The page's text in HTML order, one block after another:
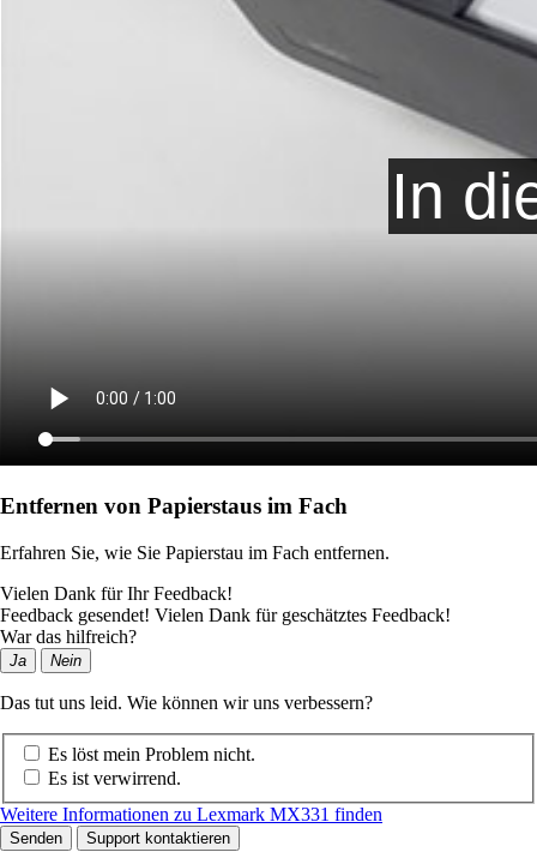
Entfernen von Papierstaus im Fach
Erfahren Sie, wie Sie Papierstau im Fach entfernen.
Vielen Dank für Ihr Feedback!
Feedback gesendet! Vielen Dank für geschätztes Feedback!
War das hilfreich?
Ja Nein
Das tut uns leid. Wie können wir uns verbessern?
Es löst mein Problem nicht.
Es ist verwirrend.
Weitere Informationen zu Lexmark MX331 finden
Senden Support kontaktieren